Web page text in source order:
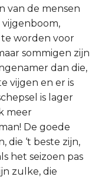
van de mensen
worden voor
sommigen zijn
dan die,
vijgen en er is
is lager
meer
De goede
die ‘t beste zijn,
het seizoen pas
zulke, die